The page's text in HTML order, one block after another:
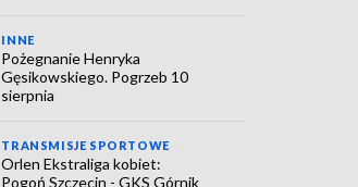
INNE
Pożegnanie Henryka
Gęsikowskiego. Pogrzeb 10
sierpnia
TRANSMISJE SPORTOWE
Orlen Ekstraliga kobiet:
Pogoń Szczecin - GKS Górnik